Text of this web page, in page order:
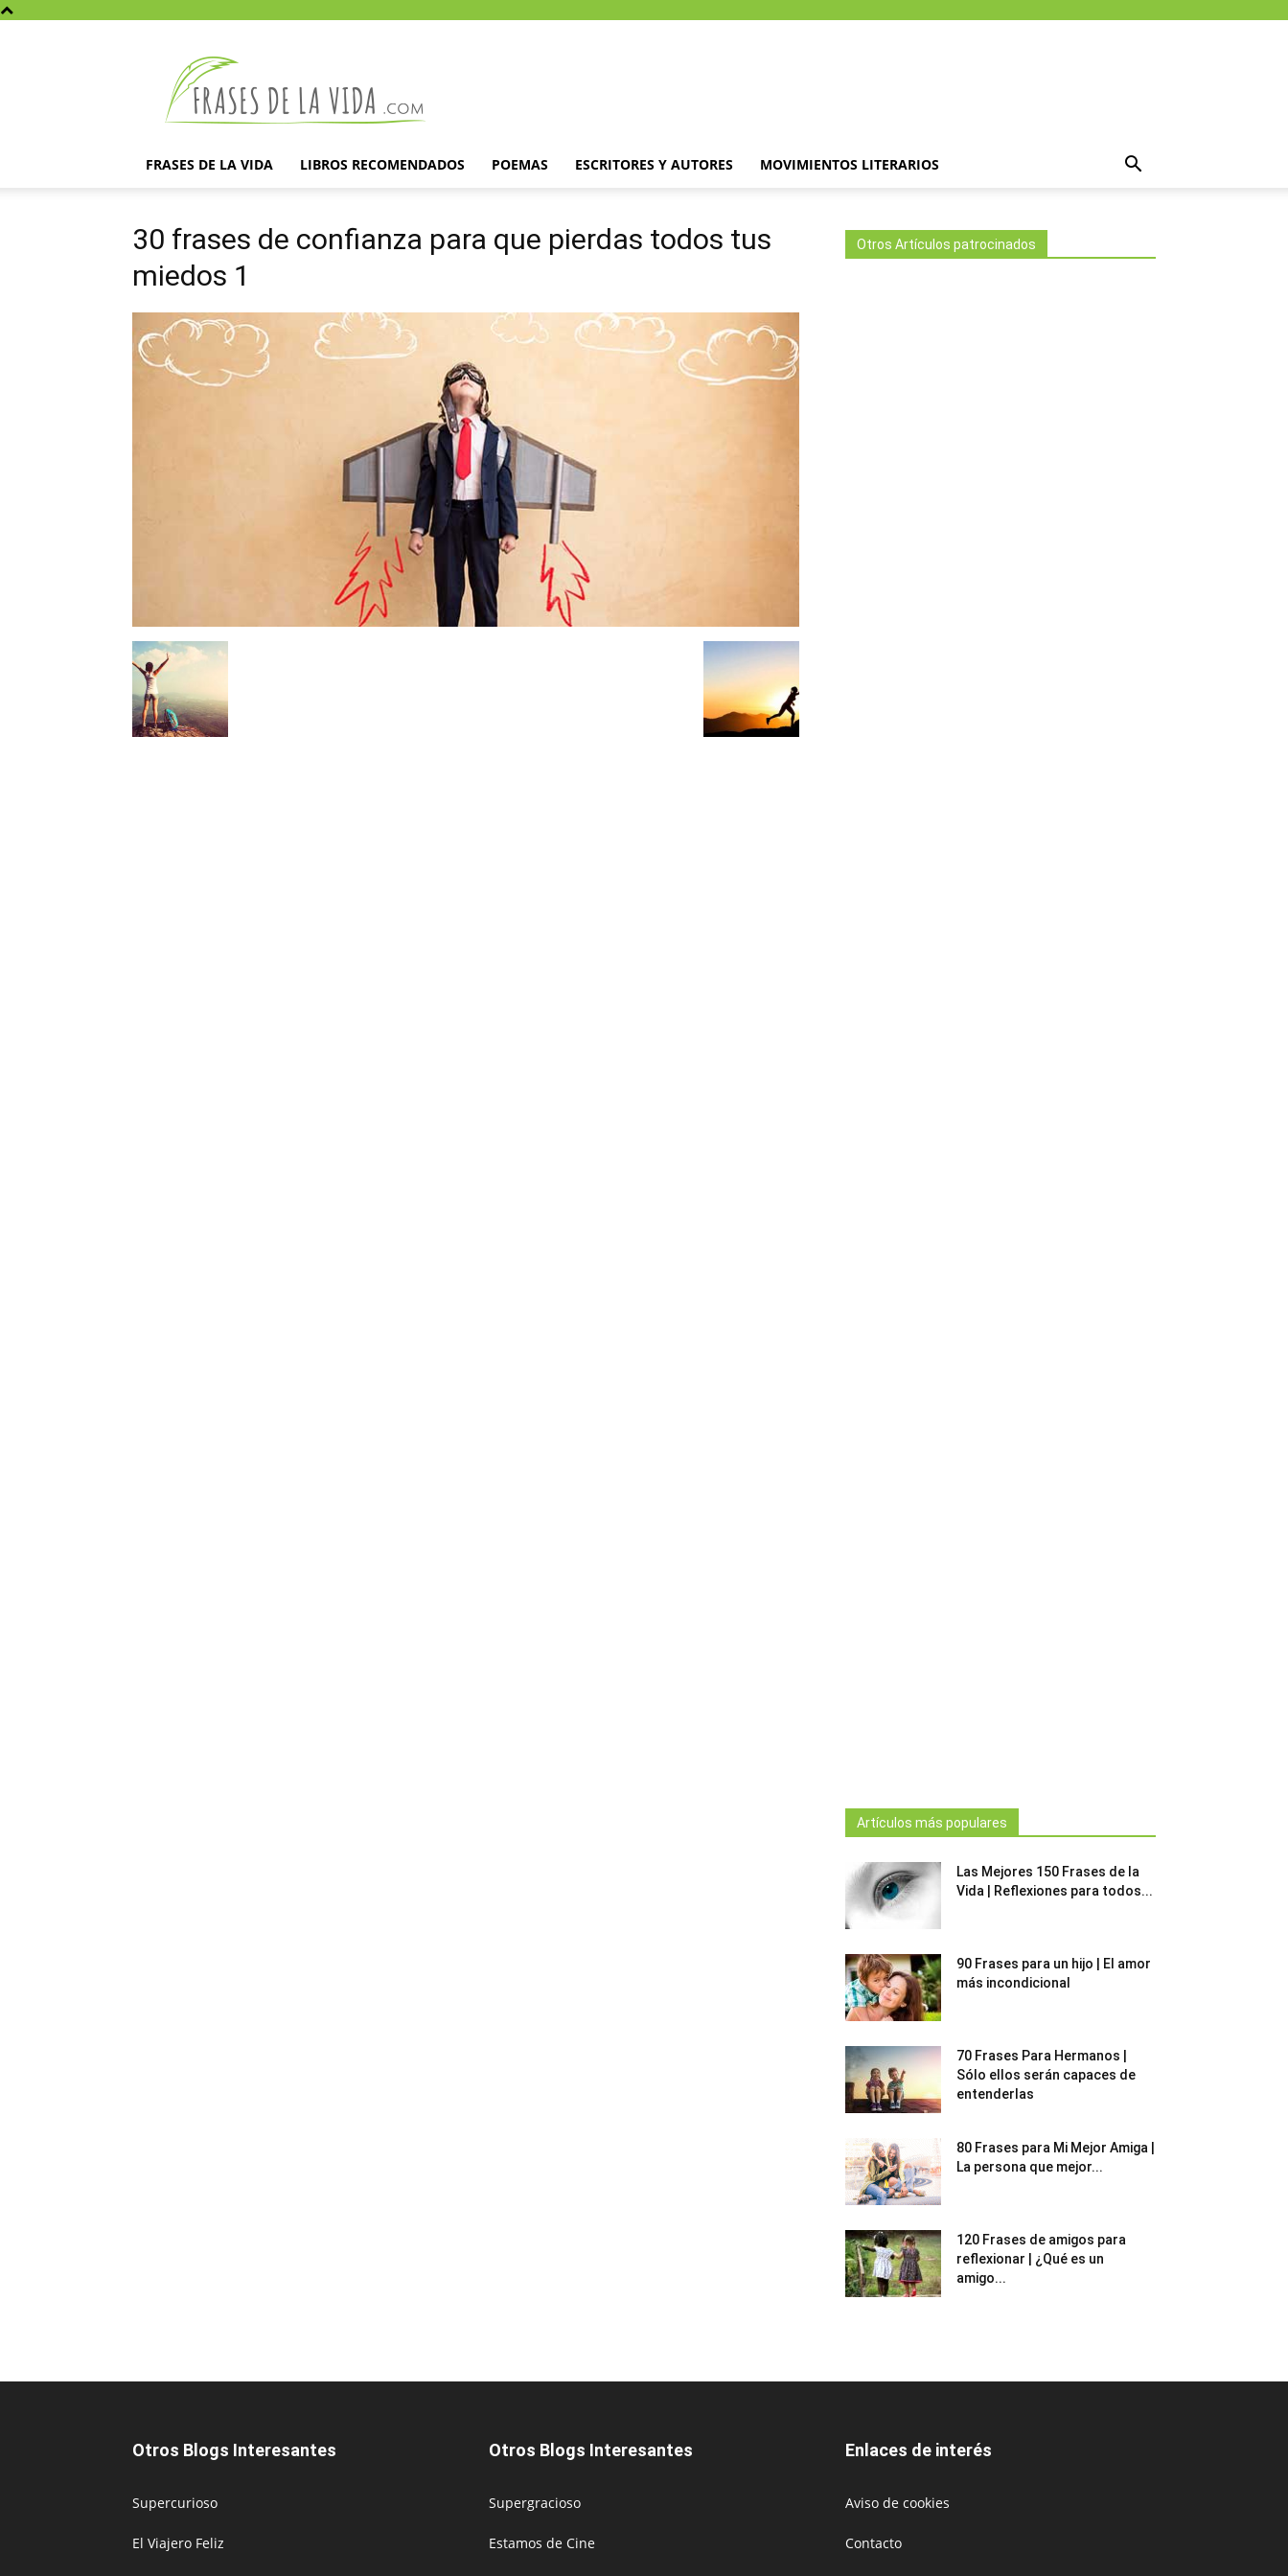
la
vida
FRASES DE LA VIDA LIBROS RECOMENDADOS POEMAS ESCRITORES Y AUTORES MOVIMIENTOS LITERARIOS
30 frases de confianza para que pierdas todos tus
miedos 1
Otros Artículos patrocinados
Artículos más populares
Las Mejores 150 Frases de la
Vida | Reflexiones para todos...
90 Frases para un hijo | El amor
más incondicional
70 Frases Para Hermanos |
Sólo ellos serán capaces de
entenderlas
80 Frases para Mi Mejor Amiga |
La persona que mejor...
120 Frases de amigos para
reflexionar | ¿Qué es un
amigo...
Otros Blogs Interesantes
Supercurioso
El Viajero Feliz
Otros Blogs Interesantes
Supergracioso
Estamos de Cine
Enlaces de interés
Aviso de cookies
Contacto